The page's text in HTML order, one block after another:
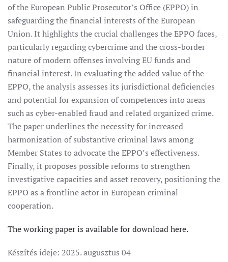
of the European Public Prosecutor’s Office (EPPO) in
safeguarding the financial interests of the European
Union. It highlights the crucial challenges the EPPO faces,
particularly regarding cybercrime and the cross-border
nature of modern offenses involving EU funds and
financial interest. In evaluating the added value of the
EPPO, the analysis assesses its jurisdictional deficiencies
and potential for expansion of competences into areas
such as cyber-enabled fraud and related organized crime.
The paper underlines the necessity for increased
harmonization of substantive criminal laws among
Member States to advocate the EPPO’s effectiveness.
Finally, it proposes possible reforms to strengthen
investigative capacities and asset recovery, positioning the
EPPO as a frontline actor in European criminal
cooperation.
The working paper is available for download here.
Készítés ideje: 2025. augusztus 04